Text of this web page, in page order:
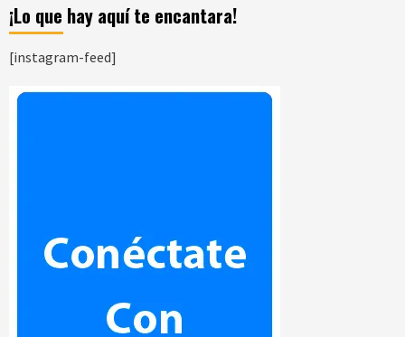
¡Lo que hay aquí te encantara!
[instagram-feed]